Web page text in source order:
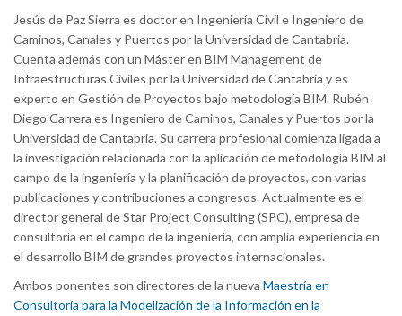
Jesús de Paz Sierra es doctor en Ingeniería Civil e Ingeniero de
Caminos, Canales y Puertos por la Universidad de Cantabria.
Cuenta además con un Máster en BIM Management de
Infraestructuras Civiles por la Universidad de Cantabria y es
experto en Gestión de Proyectos bajo metodología BIM. Rubén
Diego Carrera es Ingeniero de Caminos, Canales y Puertos por la
Universidad de Cantabria. Su carrera profesional comienza ligada a
la investigación relacionada con la aplicación de metodología BIM al
campo de la ingeniería y la planificación de proyectos, con varias
publicaciones y contribuciones a congresos. Actualmente es el
director general de Star Project Consulting (SPC), empresa de
consultoría en el campo de la ingeniería, con amplia experiencia en
el desarrollo BIM de grandes proyectos internacionales.
Ambos ponentes son directores de la nueva Maestría en
Consultoría para la Modelización de la Información en la